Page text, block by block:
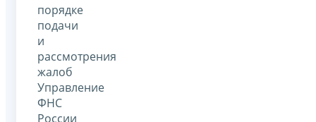
порядке
подачи
и
рассмотрения
жалоб
Управление
ФНС
России